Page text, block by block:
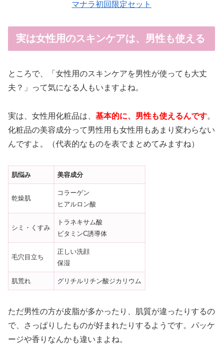
マナラ初回限定セット
実は女性用のスキンケアは、男性も使える
ところで、「女性用のスキンケアを男性が使っても大丈
夫？」って気になる人もいますよね。
実は、女性用化粧品は、 基本的に、男性も使えるんです。
化粧品の美容成分って男性用も女性用もあまり変わらない
んですよ。（代表的なものを表でまとめてみますね）
肌悩み 美容成分
乾燥肌
コラーゲン
ヒアルロン酸
シミ・くすみ
トラネキサム酸
ビタミンC誘導体
毛穴目立ち
正しい洗顔
保湿
肌荒れ グリチルリチン酸ジカリウム
ただ男性の方が皮脂が多かったり、肌質が違ったりするの
で、さっぱりしたものが好まれたりするようです。パッケ
ージや香りなんかも違いまよね。